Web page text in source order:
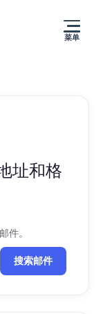
菜单
址和格
件。
搜索邮件